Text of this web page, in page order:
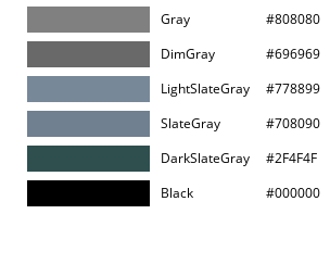
Gray
#808080
DimGray
#696969
LightSlateGray
#778899
SlateGray
#708090
DarkSlateGray
#2F4F4F
Black
#000000